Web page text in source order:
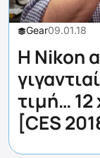
Gear09.01.18
Η Nikon
τιμή… 12
[CES